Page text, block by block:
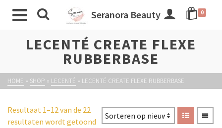
Seranora Beauty 0
LECENTÉ CREATE FLEXE
RUBBERBASE
HOME » SHOP » LECENTÉ » LECENTÉ CREATE FLEXE RUBBERBASE
Resultaat 1–12 van de 22
resultaten wordt getoond